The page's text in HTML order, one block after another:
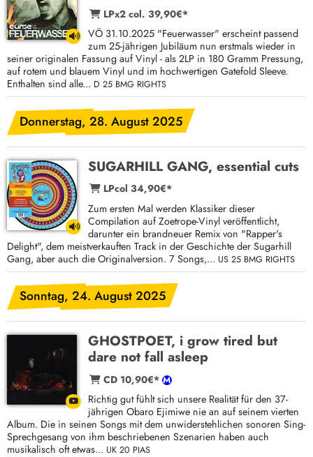
LPx2 col. 39,90€*
VÖ 31.10.2025 "Feuerwasser" erscheint passend
zum 25-jährigen Jubiläum nun erstmals wieder in
seiner originalen Fassung auf Vinyl - als 2LP in 180 Gramm Pressung,
auf rotem und blauem Vinyl und im hochwertigen Gatefold Sleeve.
Enthalten sind alle... D 25 BMG RIGHTS
Donnerstag, 28. August 2025
SUGARHILL GANG, essential cuts
LPcol 34,90€*
Zum ersten Mal werden Klassiker dieser
Compilation auf Zoetrope-Vinyl veröffentlicht,
darunter ein brandneuer Remix von "Rapper's
Delight", dem meistverkauften Track in der Geschichte der Sugarhill
Gang, aber auch die Originalversion. 7 Songs,... US 25 BMG RIGHTS
Sonntag, 24. August 2025
GHOSTPOET, i grow tired but
dare not fall asleep
CD 10,90€*
Richtig gut fühlt sich unsere Realität für den 37-
jährigen Obaro Ejimiwe nie an auf seinem vierten
Album. Die in seinen Songs mit dem unwiderstehlichen sonoren Sing-
Sprechgesang von ihm beschriebenen Szenarien haben auch
musikalisch oft etwas... UK 20 PIAS